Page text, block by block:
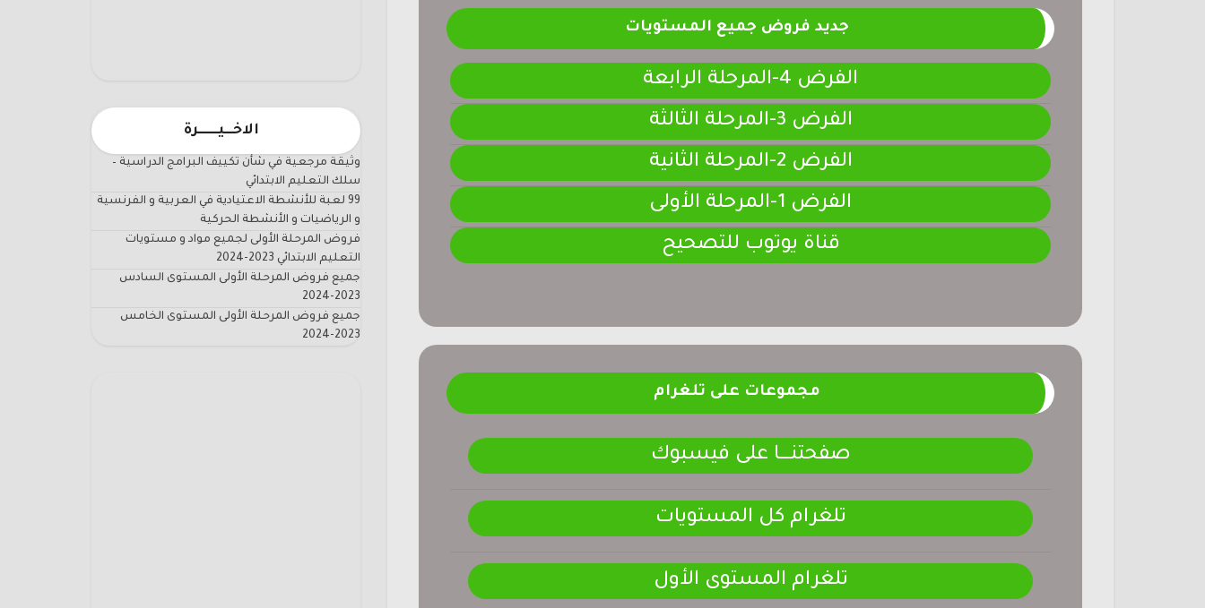
الاخـــيـــــــرة
وثيقة مرجعية في شأن تكييف البرامج الدراسية –
سلك التعليم الابتدائي
99 لعبة للأنشطة الاعتيادية في العربية و الفرنسية
و الرياضيات و الأنشطة الحركية
فروض المرحلة الأولى لجميع مواد و مستويات
التعليم الابتدائي 2023-2024
جميع فروض المرحلة الأولى المستوى السادس
2023-2024
جميع فروض المرحلة الأولى المستوى الخامس
2023-2024
جديد فروض جميع المستويات
الفرض 4-المرحلة الرابعة
الفرض 3-المرحلة الثالثة
الفرض 2-المرحلة الثانية
الفرض 1-المرحلة الأولى
قناة يوتوب للتصحيح
مجموعات على تلغرام
صفحتنــــــا على فيسبوك
تلغرام كل المستويات
تلغرام المستوى الأول